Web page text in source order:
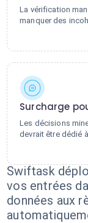
La vérification
manquer des
Surcharge
Les décisions
devrait être dédié
Swiftask
vos entrées
données aux